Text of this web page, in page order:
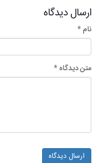
ارسال دیدگاه
نام *
متن دیدگاه *
ارسال دیدگاه